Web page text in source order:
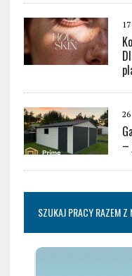
–
SZUKAJ PRACY RAZEM Z